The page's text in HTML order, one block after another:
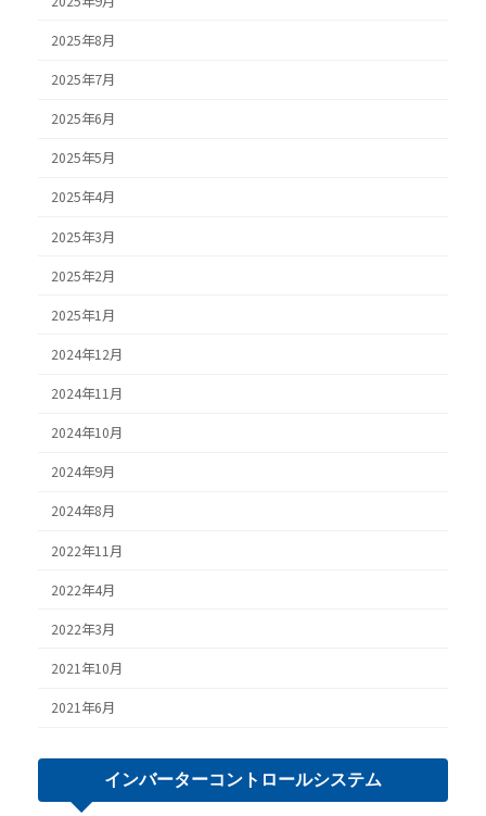
2025年8月
2025年7月
2025年6月
2025年5月
2025年4月
2025年3月
2025年2月
2025年1月
2024年12月
2024年11月
2024年10月
2024年9月
2024年8月
2022年11月
2022年4月
2022年3月
2021年10月
2021年6月
インバーターコントロールシステム